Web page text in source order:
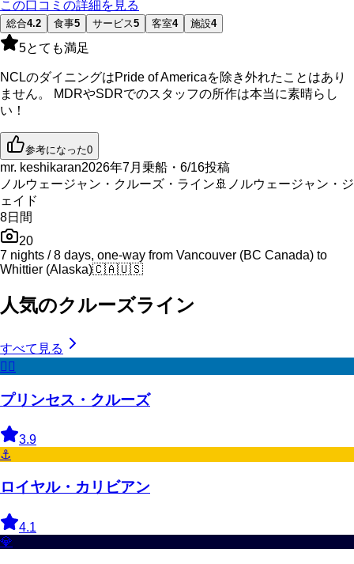
この口コミの詳細を見る
総合4.2 食事5 サービス5 客室4 施設4
5とても満足
NCLのダイニングはPride of Americaを除き外れたことはあり
ません。 MDRやSDRでのスタッフの所作は本当に素晴らし
い！
参考になった0
mr. keshikaran2026年7月乗船・6/16投稿
ノルウェージャン・クルーズ・ライン 🚢 ノルウェージャン・ジ
ェイド
8日間
20
7 nights / 8 days, one-way from Vancouver (BC Canada) to
Whittier (Alaska)🇨🇦🇺🇸
人気のクルーズライン
すべて見る
🧜‍♀️
プリンセス・クルーズ
3.9
⚓
ロイヤル・カリビアン
4.1
💎